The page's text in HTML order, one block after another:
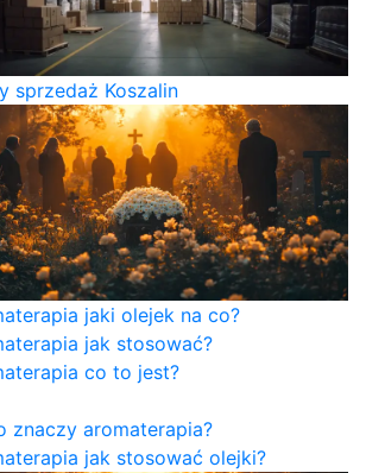
sprzedaż Koszalin
jaki olejek na co?
jak stosować?
co to jest?
znaczy aromaterapia?
jak stosować olejki?